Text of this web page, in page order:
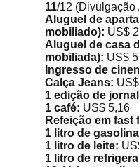
11/12 (Divulgação
Aluguel de
mobiliado): US$
Aluguel de casa
mobiliada): US$
Ingresso de
Calça Jeans:
1 edição de
1 café: US$ 5,16
Refeição em fast
1 litro de
1 litro de leite:
1 litro de